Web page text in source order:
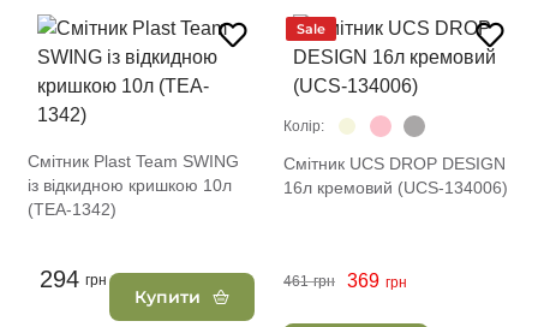
Смітник Plast Team SWING
із відкидною кришкою 10л
(TEA-1342)
294 грн
Купити
Sale
Колір:
Смітник UCS DROP DESIGN
16л кремовий (UCS-134006)
461 грн 369 грн